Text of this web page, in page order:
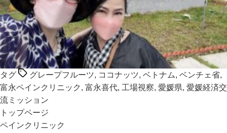
タグ グレープフルーツ, ココナッツ, ベトナム, ベンチェ省,
富永ペインクリニック , 富永喜代, 工場視察, 愛媛県, 愛媛経済交
流ミッション
トップページ
ペインクリニック